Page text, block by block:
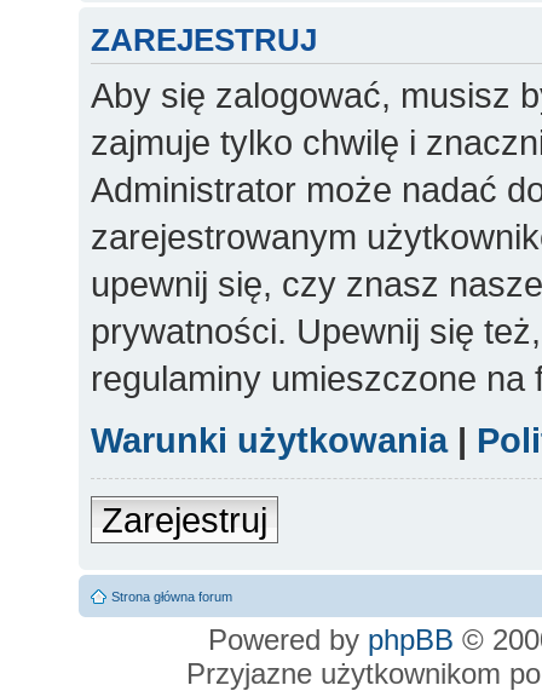
ZAREJESTRUJ
Aby się zalogować, musisz
zajmuje tylko chwilę i
Administrator może nadać
zarejestrowanym
upewnij się, czy znasz
prywatności. Upewnij się
regulaminy umieszczone na
Warunki użytkowania|
Zarejestruj
Strona główna forum
Powered by phpBB ©
Przyjazne użytkownikom